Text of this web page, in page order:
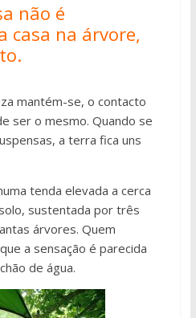
não é
casa na árvore,
mantém-se, o contacto
ser o mesmo. Quando se
a terra fica uns
tenda elevada a cerca
sustentada por três
árvores. Quem
a sensação é parecida
de água.